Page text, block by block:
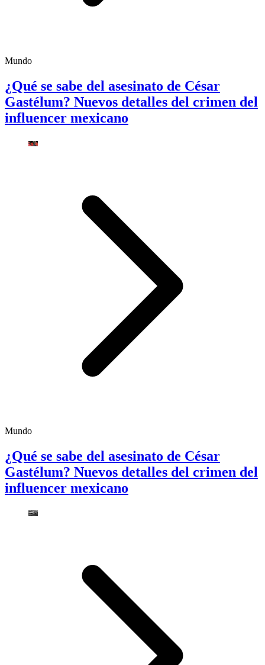
Mundo
¿Qué se sabe del asesinato de César
Gastélum? Nuevos detalles del crimen del
influencer mexicano
Mundo
¿Qué se sabe del asesinato de César
Gastélum? Nuevos detalles del crimen del
influencer mexicano